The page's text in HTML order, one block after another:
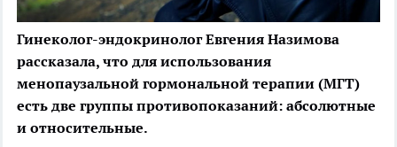
Гинеколог-эндокринолог Евгения Назимова
рассказала, что для использования
менопаузальной гормональной терапии (МГТ)
есть две группы противопоказаний: абсолютные
и относительные.